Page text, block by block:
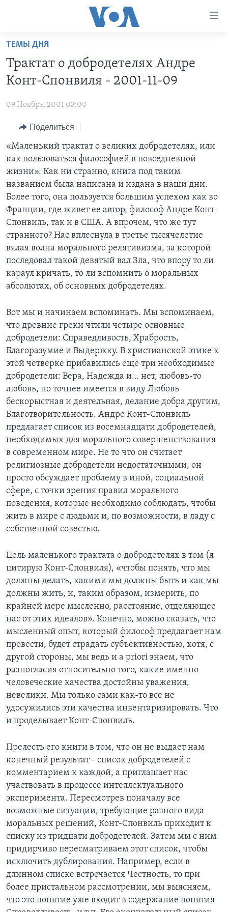
Перейти
основной
контент
навигации
Перейти
поиск
ПРОГРАММЫ
НОВОСТИ ЗА МИНУТУ
ИТОГИ
ПОЧЕМУ ЭТО ВАЖНО?
ДЕТАЛИ
НЬЮ-ЙОРК NEW YORK
АМЕРИКА. БОЛЬШОЕ ПУТЕШЕСТВИЕ
УЧИМ АНГЛИЙСКИЙ
НАША АМЕРИКАНСКАЯ ИСТОРИЯ
А КАК В АМЕРИКЕ?
АМЕРИКАНСКИЕ ГОРОДКИ
ТЕСТЫ
ЭКСПЕРТИЗА
ИНТЕРВЬЮ
ФАКТЫ ПРОТИВ ФЕЙКОВ
ЗА СВОБОДУ ПРЕССЫ
УЧИМ АНГЛИЙСКИЙ
ВИДЕО
ПОДПИСКА НА НОВОСТИ
Learning English
СОЦИАЛЬНЫЕ СЕТИ
Языки
ТЕМЫ ДНЯ
Трактат о добродетелях Андре
Конт-Спонвиля - 2001-11-09
09 Ноябрь, 2001 03:00
Поделиться
«Маленький трактат о великих добродетелях, или
как пользоваться философией в повседневной
жизни». Как ни странно, книга под таким
названием была написана и издана в наши дни.
Более того, она пользуется большим успехом как во
Франции, где живет ее автор, философ Андре Конт-
Спонвиль, так и в США. А впрочем, что же тут
странного? Нас вплеснула в третье тысячелетие
вялая волна морального релятивизма, за которой
последовал такой девятый вал Зла, что впору то ли
караул кричать, то ли вспомнить о моральных
абсолютах, об основных добродетелях.
Вот мы и начинаем вспоминать. Мы вспоминаем,
что древние греки чтили четыре основные
добродетели: Справедливость, Храбрость,
Благоразумие и Выдержку. В христианской этике к
этой четверке прибавились еще три необходимые
добродетели: Вера, Надежда и… нет, любовь-то
любовь, но точнее имеется в виду Любовь
бескорыстная и деятельная, делание добра другим,
Благотворительность. Андре Конт-Спонвиль
предлагает список из восемнадцати добродетелей,
необходимых для морального совершенствования
в современном мире. Не то что он считает
религиозные добродетели недостаточными, он
просто обсуждает проблему в иной, социальной
сфере, с точки зрения правил морального
поведения, которые необходимо соблюдать, чтобы
жить в мире с людьми и, по возможности, в ладу с
собственной совестью.
Цель маленького трактата о добродетелях в том (я
цитирую Конт-Спонвиля), «чтобы понять, что мы
должны делать, какими мы должны быть и как мы
должны жить, и, таким образом, измерить, по
крайней мере мысленно, расстояние, отделяющее
нас от этих идеалов». Конечно, можно сказать, что
мысленный опыт, который философ предлагает нам
провести, будет страдать субъективностью, хотя, с
другой стороны, мы ведь и a priori знаем, что
разногласия относительно того, какие именно
человеческие качества достойны уважения,
невелики. Мы только сами как-то все не
удосужились эти качества инвентаризировать. Что
и проделывает Конт-Спонвиль.
Прелесть его книги в том, что он не выдает нам
конечный результат - список добродетелей с
комментарием к каждой, а приглашает нас
участвовать в процессе интеллектуального
эксперимента. Пересмотрев поначалу все
возможные ситуации, требующие разного вида
моральных решений, Конт-Спонвиль приходит к
списку из тридцати добродетелей. Затем мы с ним
придирчиво пересматриваем этот список, чтобы
исключить дублирования. Например, если в
длинном списке встречается Честность, то при
более пристальном рассмотрении, мы выясняем,
что это понятие уже входит в содержание понятия